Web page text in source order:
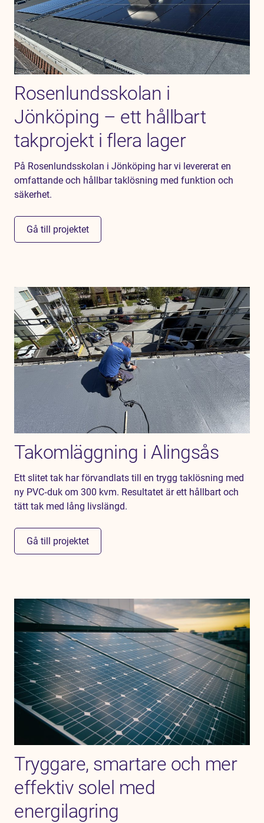
Rosenlundsskolan i
Jönköping – ett hållbart
takprojekt i flera lager
På Rosenlundsskolan i Jönköping har vi levererat en
omfattande och hållbar taklösning med funktion och
säkerhet.
Gå till projektet
Takomläggning i Alingsås
Ett slitet tak har förvandlats till en trygg taklösning med
ny PVC‑duk om 300 kvm. Resultatet är ett hållbart och
tätt tak med lång livslängd.
Gå till projektet
Tryggare, smartare och mer
effektiv solel med
energilagring